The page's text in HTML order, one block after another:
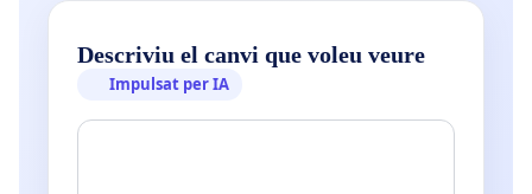
Descriviu el canvi que voleu veure
Impulsat per IA